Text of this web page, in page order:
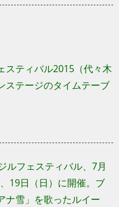
スティバル2015（代々木
ステージのタイムテーブ
ルフェスティバル、7月
19日（日）に開催。ブ
ナ雪」を歌ったルイー